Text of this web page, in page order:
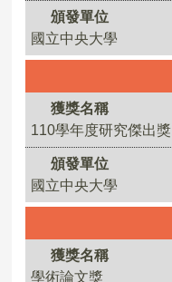
頒發單位
國立中央大學
獲獎名稱
110學年度研究傑出獎
頒發單位
國立中央大學
獲獎名稱
學術論文獎